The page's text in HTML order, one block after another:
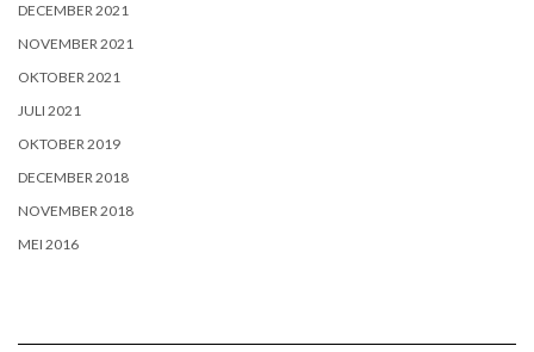
DECEMBER 2021
NOVEMBER 2021
OKTOBER 2021
JULI 2021
OKTOBER 2019
DECEMBER 2018
NOVEMBER 2018
MEI 2016